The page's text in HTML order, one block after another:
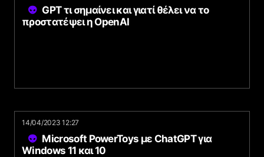
GPT τι σημαίνει και γιατί θέλει να το
προστατέψει η OpenAI
14/04/2023 12:27
Microsoft PowerToys με ChatGPT για
Windows 11 και 10